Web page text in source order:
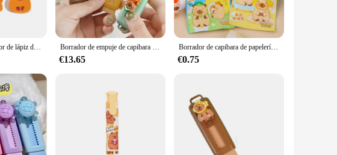
10 unids/lote borrador de lápiz de animales de dibujos animados creativo lindo Capybara corte borradores de goma regalo niños Kawaii escuela Oficina papelería Borrador de empuje de capibara Kapibala, venta al por mayor, 10 Uds., para oficina, útiles de escritura para estudiantes, regreso a la escuela
€13.65
Borrador de capibara de papelería bonito, juguetes para niños, lápiz de recompensa para guardería, regalos de goma, borrador de capibara
€0.75